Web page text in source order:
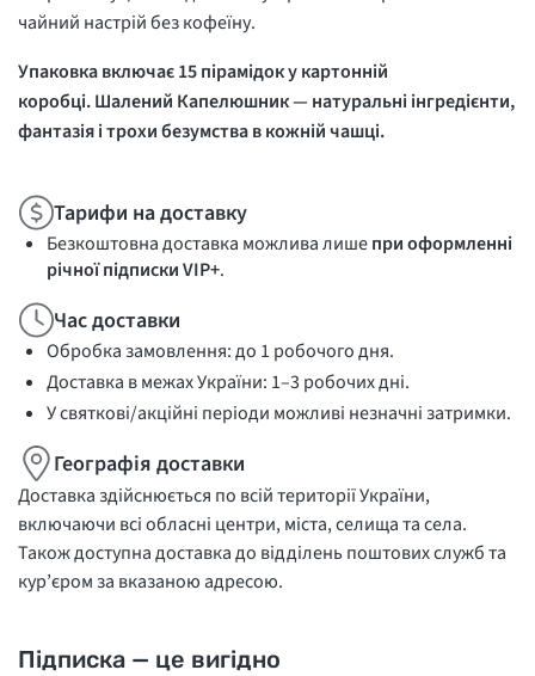
чайний настрій без кофеїну.
Упаковка включає 15 пірамідок у картонній
коробці.Шалений Капелюшник— натуральні інгредієнти,
фантазія і трохи безумства в кожній чашці.
Тарифи на доставку
Безкоштовна доставка можлива лишепри оформленні
річної підписки VIP+.
Час доставки
Обробка замовлення: до 1 робочого дня.
Доставка в межах України: 1–3 робочих дні.
У святкові/акційні періоди можливі незначні затримки.
Географія доставки
Доставка здійснюється по всій території України,
включаючи всі обласні центри, міста, селища та села.
Також доступна доставка до відділень поштових служб та
кур’єром за вказаною адресою.
Підписка — це вигідно